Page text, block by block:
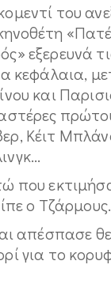
του
εξερευνά
κεφάλαια,
και
Κέιτ
που
ο Τζάρμους.
απέσπασε
για το